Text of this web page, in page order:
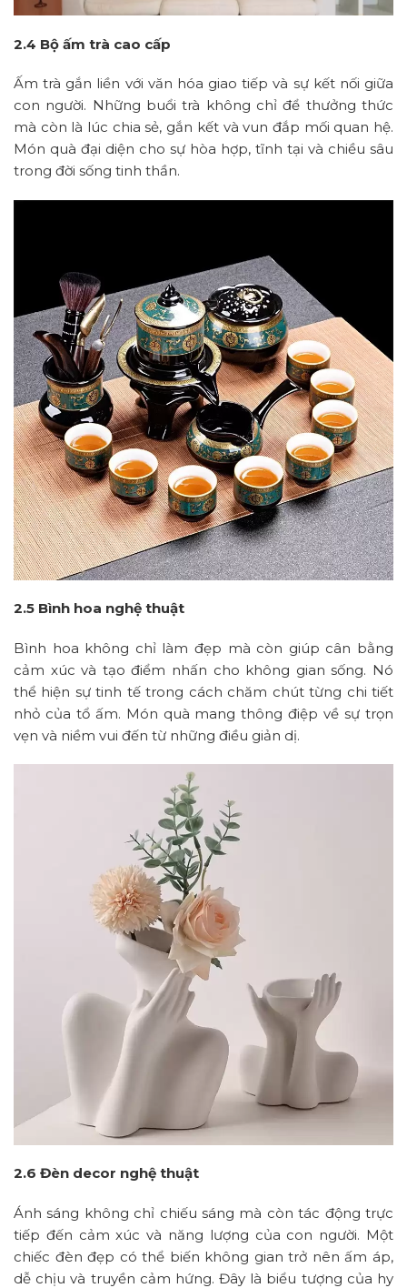
2.4 Bộ ấm trà cao cấp
Ấm trà gắn liền với văn hóa giao tiếp và sự kết nối giữa
con người. Những buổi trà không chỉ để thưởng thức
mà còn là lúc chia sẻ, gắn kết và vun đắp mối quan hệ.
Món quà đại diện cho sự hòa hợp, tĩnh tại và chiều sâu
trong đời sống tinh thần.
2.5 Bình hoa nghệ thuật
Bình hoa không chỉ làm đẹp mà còn giúp cân bằng
cảm xúc và tạo điểm nhấn cho không gian sống. Nó
thể hiện sự tinh tế trong cách chăm chút từng chi tiết
nhỏ của tổ ấm. Món quà mang thông điệp về sự trọn
vẹn và niềm vui đến từ những điều giản dị.
2.6 Đèn decor nghệ thuật
Ánh sáng không chỉ chiếu sáng mà còn tác động trực
tiếp đến cảm xúc và năng lượng của con người. Một
chiếc đèn đẹp có thể biến không gian trở nên ấm áp,
dễ chịu và truyền cảm hứng. Đây là biểu tượng của hy